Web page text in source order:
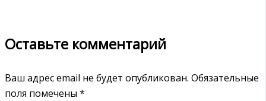
Оставьте комментарий
Ваш адрес email не будет опубликован. Обязательные
поля помечены *